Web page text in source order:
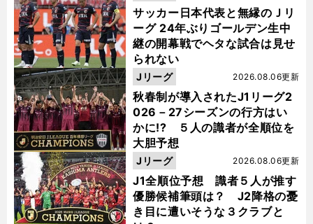
サッカー日本代表と無縁のＪリ
ーグ 24年ぶりゴールデン生中
継の開幕戦でヘタな試合は見せ
られない
秋春制が導入されたJ1リーグ2
026－27シーズンの行方はい
かに!? ５人の識者が全順位を
大胆予想
2026.08.06更新
Jリーグ
J1全順位予想 識者５人が推す
優勝候補筆頭は？ J2降格の憂
き目に遭いそうな３クラブと
2026.08.06更新
Jリーグ